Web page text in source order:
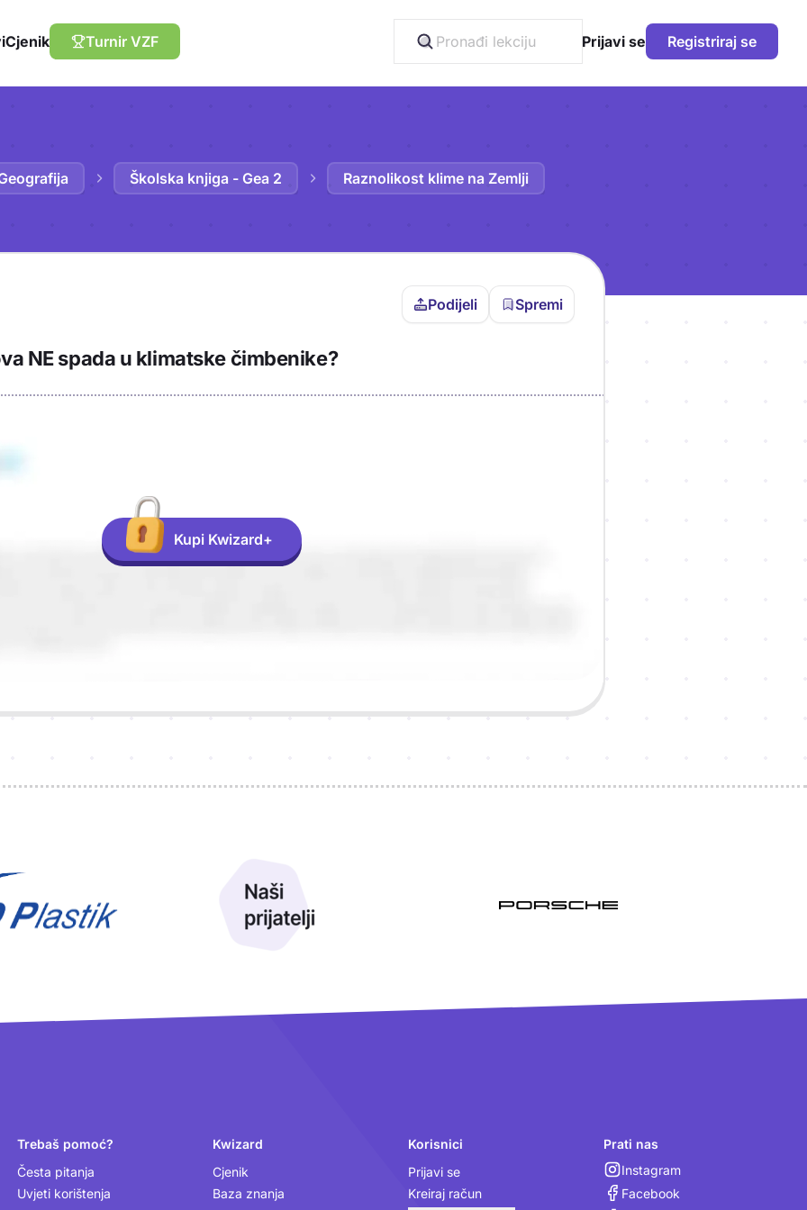
Cjenik Turnir VZF Prijavi se Registriraj se
Školska knjiga - Gea 2 Raznolikost klime na Zemlji
Podijeli Spremi
Trebaš biti prijavljen da bi pohranio
sadržaj u bilježnicu!
NE spada u klimatske čimbenike?
Kupi Kwizard+
Trebaš pomoć?
Česta pitanja
Uvjeti korištenja
Kwizard
Cjenik
Baza znanja
Korisnici
Prijavi se
Kreiraj račun
Prati nas
Instagram
Facebook